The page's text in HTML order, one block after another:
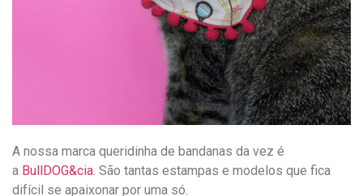
A nossa marca queridinha de bandanas da vez é
a BullDOG&cia. São tantas estampas e modelos que fica
difícil se apaixonar por uma só.